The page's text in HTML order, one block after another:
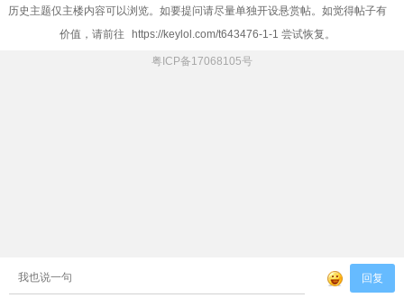
历史主题仅主楼内容可以浏览。如要提问请尽量单独开设悬赏帖。如觉得帖子有
价值，请前往
https://keylol.com/t643476-1-1 尝试恢复。
粤ICP备17068105号